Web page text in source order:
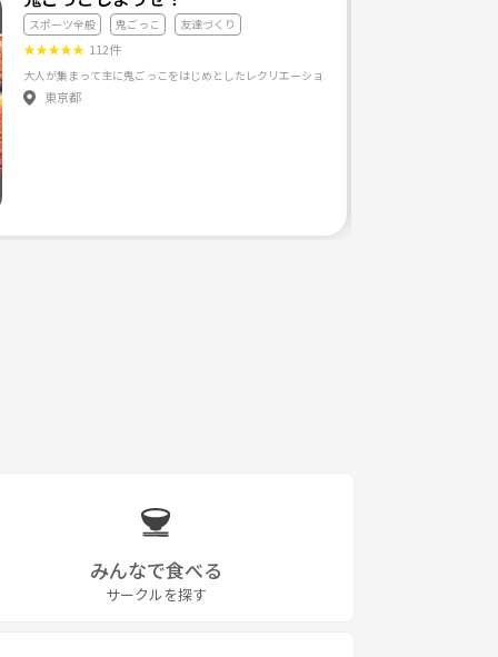
色々企画して行くので よろしくお願いします(≧∀≦)
スポーツ全般 鬼ごっこ 友達づくり
★★★★★ 112件
東京都
みんなで食べる
サークルを探す